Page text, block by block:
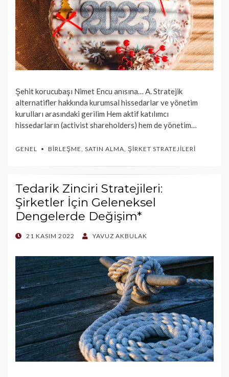
Şehit korucubaşı Nimet Encu anısına… A. Stratejik
alternatifler hakkında kurumsal hissedarlar ve yönetim
kurulları arasındaki gerilim Hem aktif katılımcı
hissedarların (activist shareholders) hem de yönetim…
GENEL BIRLEŞME, SATIN ALMA, ŞIRKET STRATEJILERI
Tedarik Zinciri Stratejileri:
Şirketler İçin Geleneksel
Dengelerde Değişim*
POSTED
21 KASIM 2022 YAVUZ AKBULAK